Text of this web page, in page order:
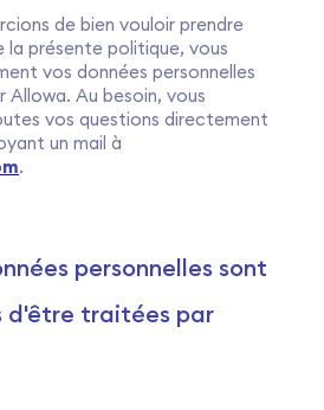
de bien vouloir prendre
la présente politique, vous
vos données personnelles
Allowa. Au besoin, vous
vos questions directement
un mail à
.
personnelles sont
d'être traitées par